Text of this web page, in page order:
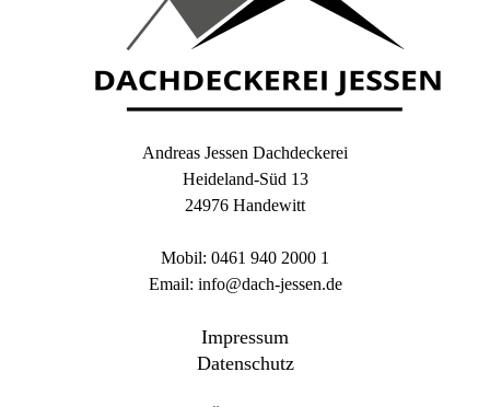
Andreas Jessen Dachdeckerei
Heideland-Süd 13
24976 Handewitt
Mobil: 0461 940 2000 1
Email: info@dach-jessen.de
Impressum
Datenschutz